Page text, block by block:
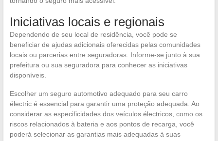
Iniciativas locais e regionais
Dependendo de seu local de residência, você pode se
beneficiar de ajudas adicionais oferecidas pelas comunidades
locais ou parcerias entre seguradoras. Informe-se junto à sua
prefeitura ou sua seguradora para conhecer as iniciativas
disponíveis.
Escolher um seguro automotivo adequado para seu carro
électric é essencial para garantir uma proteção adequada. Ao
considerar as especificidades dos veículos électricos, como os
riscos relacionados à bateria e aos pontos de recarga, você
poderá selecionar as garantias mais adequadas à suas